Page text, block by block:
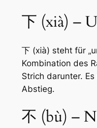
下 (xià) –
下 (xià) steht für
Kombination des
Strich darunter.
Abstieg.
不 (bù) –